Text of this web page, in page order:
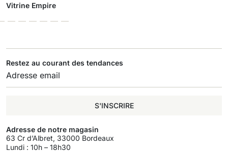
Vitrine Empire
Restez au courant des tendances
S'INSCRIRE
Adresse de notre magasin
63 Cr d’Albret, 33000 Bordeaux
Lundi : 10h – 18h30